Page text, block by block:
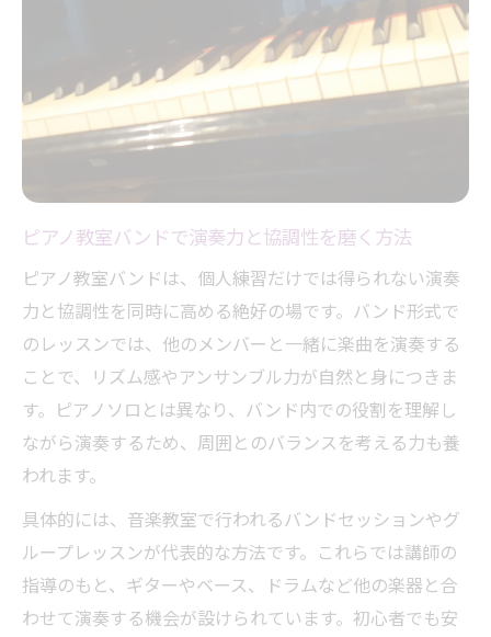
ピアノ教室バンドで演奏力と協調性を磨く方法
ピアノ教室バンドは、個人練習だけでは得られない演奏
力と協調性を同時に高める絶好の場です。バンド形式で
のレッスンでは、他のメンバーと一緒に楽曲を演奏する
ことで、リズム感やアンサンブル力が自然と身につきま
す。ピアノソロとは異なり、バンド内での役割を理解し
ながら演奏するため、周囲とのバランスを考える力も養
われます。
具体的には、音楽教室で行われるバンドセッションやグ
ループレッスンが代表的な方法です。これらでは講師の
指導のもと、ギターやベース、ドラムなど他の楽器と合
わせて演奏する機会が設けられています。初心者でも安